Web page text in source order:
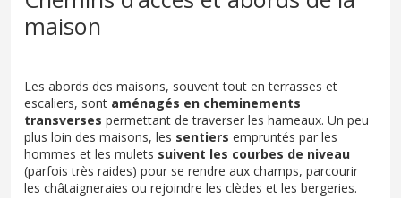
maison
Les abords des maisons, souvent tout en terrasses et
escaliers, sont aménagés en cheminements
transverses permettant de traverser les hameaux. Un peu
plus loin des maisons, les sentiers empruntés par les
hommes et les mulets suivent les courbes de niveau
(parfois très raides) pour se rendre aux champs, parcourir
les châtaigneraies ou rejoindre les clèdes et les bergeries.